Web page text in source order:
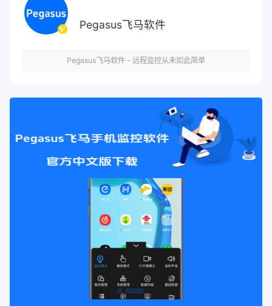
Pegasus飞马软件
Pegasus飞马软件 - 远程监控从未如此简单